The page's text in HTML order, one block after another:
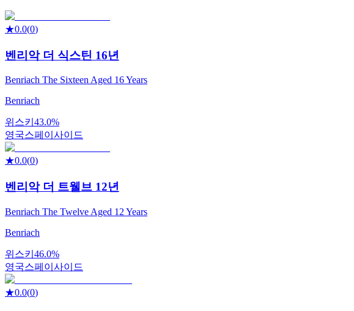
★0.0(0)
벤리악 더 식스틴 16년
Benriach The Sixteen Aged 16 Years
Benriach
위스키 43.0%
영국스페이사이드
★0.0(0)
벤리악 더 트웰브 12년
Benriach The Twelve Aged 12 Years
Benriach
위스키 46.0%
영국스페이사이드
★0.0(0)